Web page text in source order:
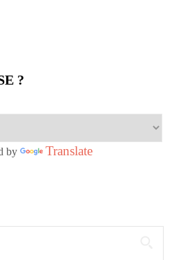
?
by Translate